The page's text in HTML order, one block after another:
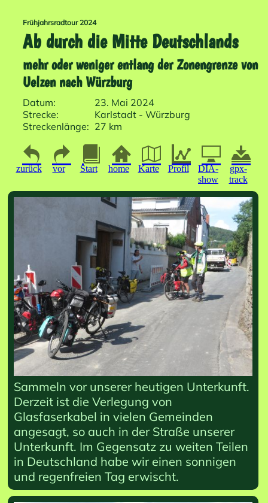
Frühjahrsradtour 2024
Ab durch die Mitte Deutschlands
mehr oder weniger entlang der Zonengrenze von
Uelzen nach Würzburg
Datum:
23. Mai 2024
Strecke:
Karlstadt - Würzburg
Streckenlänge: 27 km
zurück vor Start home Karte Profil
DIA-
show
gpx-
track
Sammeln vor unserer heutigen Unterkunft.
Derzeit ist die Verlegung von
Glasfaserkabel in vielen Gemeinden
angesagt, so auch in der Straße unserer
Unterkunft. Im Gegensatz zu weiten Teilen
in Deutschland habe wir einen sonnigen
und regenfreien Tag erwischt.